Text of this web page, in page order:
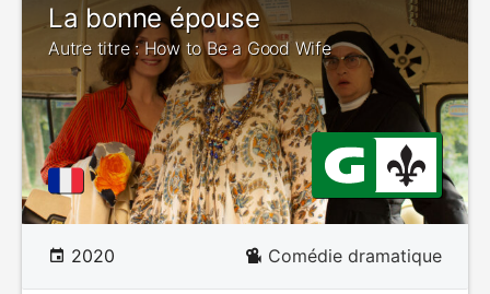
La bonne épouse
Autre titre : How to Be a Good Wife
2020 Comédie dramatique